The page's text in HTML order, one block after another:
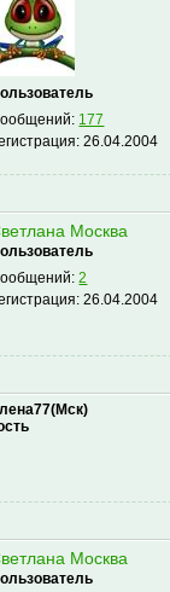
177
26.04.2004
Москва
2
26.04.2004
Москва